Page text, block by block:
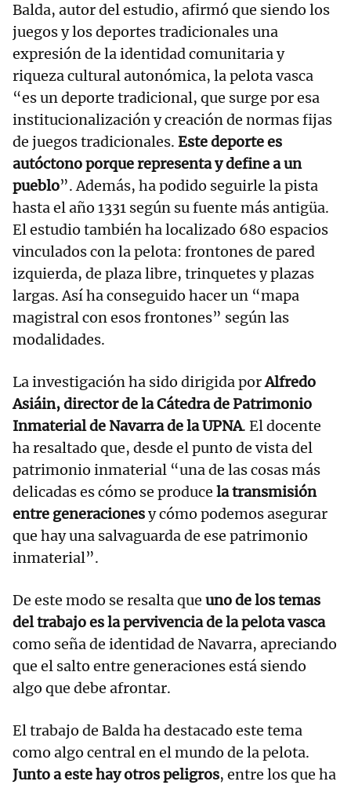
Balda, autor del estudio, afirmó que siendo los
juegos y los deportes tradicionales una
expresión de la identidad comunitaria y
riqueza cultural autonómica, la pelota vasca
“es un deporte tradicional, que surge por esa
institucionalización y creación de normas fijas
de juegos tradicionales. Este deporte es
autóctono porque representa y define a un
pueblo”. Además, ha podido seguirle la pista
hasta el año 1331 según su fuente más antigüa.
El estudio también ha localizado 680 espacios
vinculados con la pelota: frontones de pared
izquierda, de plaza libre, trinquetes y plazas
largas. Así ha conseguido hacer un “mapa
magistral con esos frontones” según las
modalidades.
La investigación ha sido dirigida porAlfredo
Asiáin, director de la Cátedra de Patrimonio
Inmaterial de Navarra de la UPNA. El docente
ha resaltado que, desde el punto de vista del
patrimonio inmaterial “una de las cosas más
delicadas es cómo se produce la transmisión
entre generacionesy cómo podemos asegurar
que hay una salvaguarda de ese patrimonio
inmaterial”.
De este modo se resalta que uno de los temas
del trabajo es la pervivencia de la pelota vasca
como seña de identidad de Navarra, apreciando
que el salto entre generaciones está siendo
algo que debe afrontar.
El trabajo de Balda ha destacado este tema
como algo central en el mundo de la pelota.
Junto a este hay otros peligros, entre los que ha